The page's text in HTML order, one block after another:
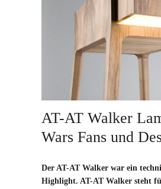
AT-AT Walker
Wars Fans und
Der AT-AT Walker war ein
Highlight. AT-AT Walker steht